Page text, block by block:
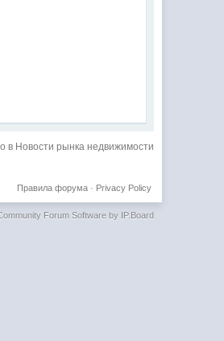
в Новости рынка недвижимости
Privacy Policy
Правила форума·
Forum Software by IP.Board